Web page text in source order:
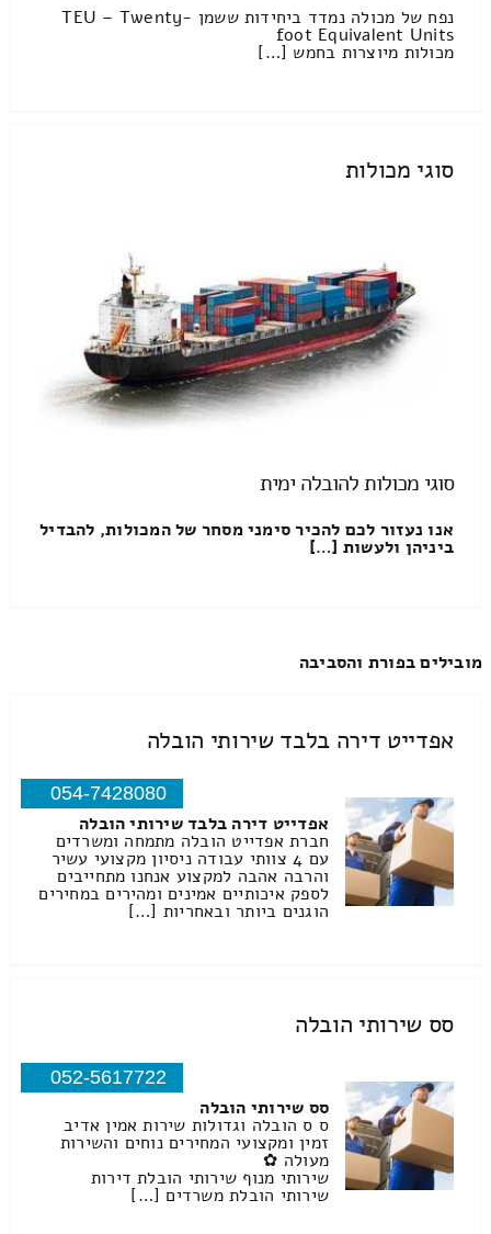
נפח של מכולה נמדד ביחידות ששמן TEU – Twenty-
foot Equivalent Units
מכולות מיוצרות בחמש […]
סוגי מכולות
סוגי מכולות להובלה ימית
אנו נעזור לכם להכיר סימני מסחר של המכולות, להבדיל
ביניהן ולעשות […]
מובילים בפורת והסביבה
אפדייט דירה בלבד שירותי הובלה
054-7428080
אפדייט דירה בלבד שירותי הובלה
חברת אפדייט הובלה מתמחה ומשרדים
עם 4 צוותי עבודה ניסיון מקצועי עשיר
והרבה אהבה למקצוע אנחנו מתחייבים
לספק איכותיים אמינים ומהירים במחירים
הוגנים ביותר ובאחריות […]
סס שירותי הובלה
052-5617722
סס שירותי הובלה
ס ס הובלה וגדולות שירות אמין אדיב
זמין ומקצועי המחירים נוחים והשירות
מעולה ✿
שירותי מנוף שירותי הובלת דירות
שירותי הובלת משרדים […]